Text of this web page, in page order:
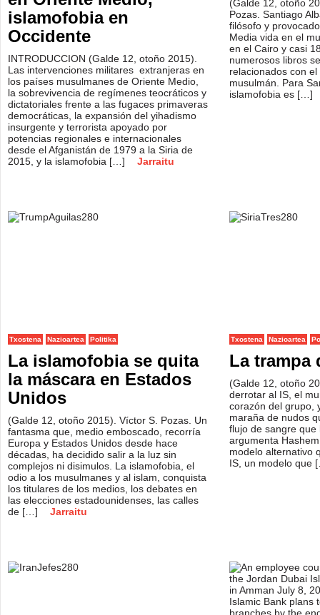
islamofobia en
Occidente
INTRODUCCION (Galde 12, otoño 2015).
Las intervenciones militares extranjeras en
los países musulmanes de Oriente Medio,
la sobrevivencia de regímenes teocráticos y
dictatoriales frente a las fugaces primaveras
democráticas, la expansión del yihadismo
insurgente y terrorista apoyado por
potencias regionales e internacionales
desde el Afganistán de 1979 a la Siria de
2015, y la islamofobia […]
Jarraitu
(Galde 12, otoño
Pozas. Santiago
filósofo y
Media vida en el
en el Cairo y casi
numerosos libros
relacionados con
musulmán. Para
islamofobia es […]
Txostena Nazioartea Politika
La islamofobia se quita
la máscara en Estados
Unidos
(Galde 12, otoño 2015). Víctor S. Pozas. Un
fantasma que, medio emboscado, recorría
Europa y Estados Unidos desde hace
décadas, ha decidido salir a la luz sin
complejos ni disimulos. La islamofobia, el
odio a los musulmanes y al islam, conquista
los titulares de los medios, los debates en
las elecciones estadounidenses, las calles
de […]
Jarraitu
Txostena Nazioartea
La trampa
(Galde 12, otoño
derrotar al IS, el
corazón del grupo,
maraña de nudos
flujo de sangre que
argumenta
modelo alternativo
IS, un modelo